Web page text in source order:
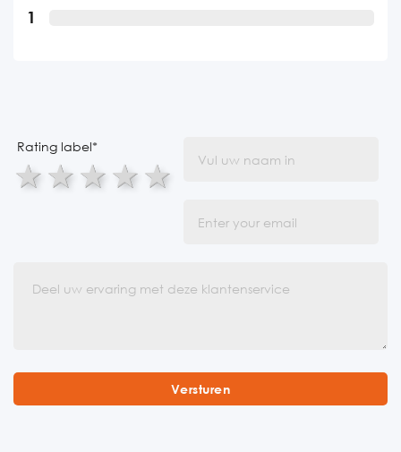
1
Rating label*
5 stars
4 stars
3 stars
2 stars
1 star